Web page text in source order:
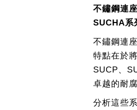
不鏽鋼連
SUCHA系
不鏽鋼連
特點在於
SUCP、
卓越的耐
分析這些